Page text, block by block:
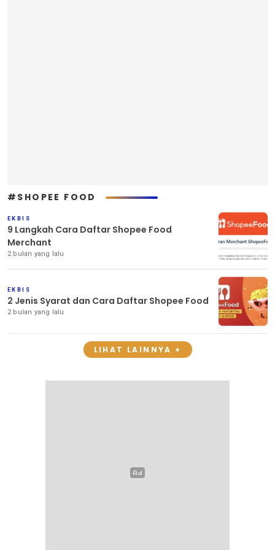
#SHOPEE FOOD
EKBIS
9 Langkah Cara Daftar Shopee Food
Merchant
2 bulan yang lalu
EKBIS
2 Jenis Syarat dan Cara Daftar Shopee Food
2 bulan yang lalu
LIHAT LAINNYA +